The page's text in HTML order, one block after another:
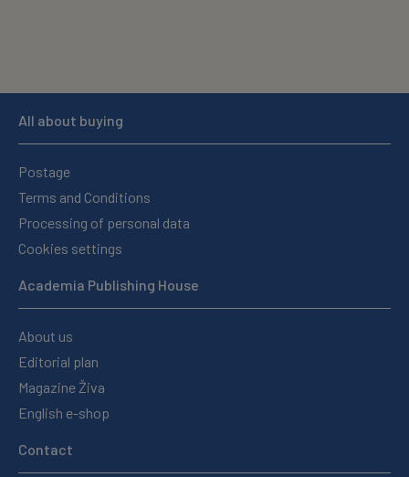
All about buying
Postage
Terms and Conditions
Processing of personal data
Cookies settings
Academia Publishing House
About us
Editorial plan
Magazine Živa
English e-shop
Contact